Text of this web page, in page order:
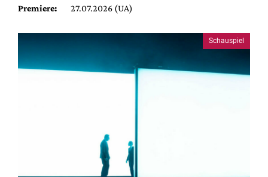
Premiere:
27.07.2026 (UA)
Schauspiel